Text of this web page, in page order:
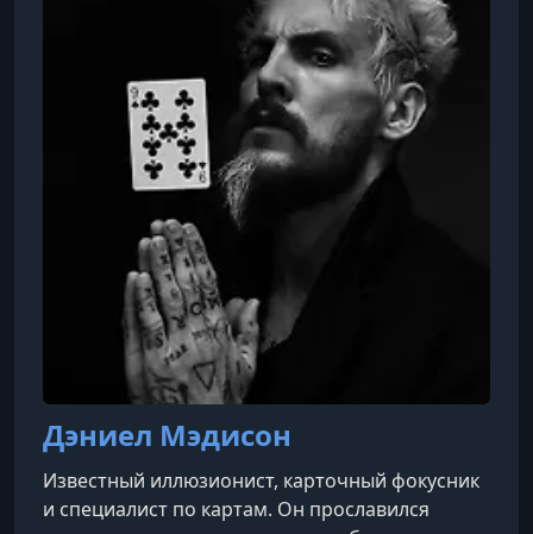
онлайн-школы плавания Swim4Life.ru, которая
успешно работает более трёх лет. За это время
обучение прошли более 3000 учеников,
которые на
Дэниел Мэдисон
Известный иллюзионист, карточный фокусник
и специалист по картам. Он прославился